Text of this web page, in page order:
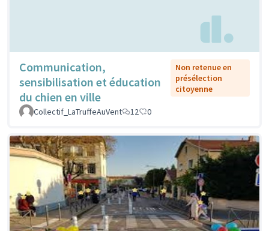
Communication,
sensibilisation et éducation
du chien en ville
Non retenue en
présélection
citoyenne
Collectif_LaTruffeAuVent 12 0